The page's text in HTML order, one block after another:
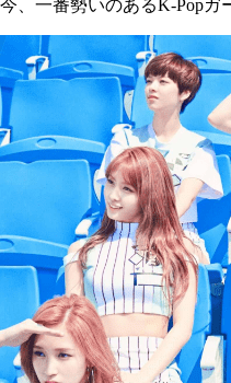
今、一番勢いのあるK-Popガ